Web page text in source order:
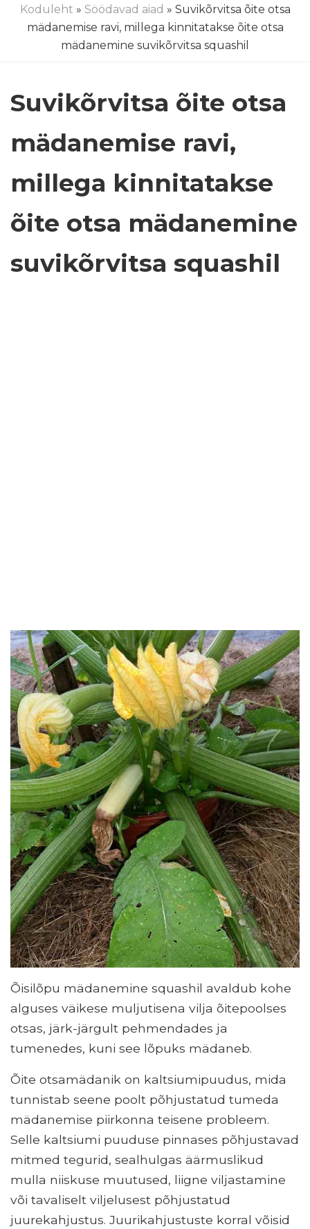
Koduleht » Söödavad aiad » Suvikõrvitsa õite otsa
mädanemise ravi, millega kinnitatakse õite otsa
mädanemine suvikõrvitsa squashil
Suvikõrvitsa õite otsa
mädanemise ravi,
millega kinnitatakse
õite otsa mädanemine
suvikõrvitsa squashil
Õisilõpu mädanemine squashil avaldub kohe
alguses väikese muljutisena vilja õitepoolses
otsas, järk-järgult pehmendades ja
tumenedes, kuni see lõpuks mädaneb.
Õite otsamädanik on kaltsiumipuudus, mida
tunnistab seene poolt põhjustatud tumeda
mädanemise piirkonna teisene probleem.
Selle kaltsiumi puuduse pinnases põhjustavad
mitmed tegurid, sealhulgas äärmuslikud
mulla niiskuse muutused, liigne viljastamine
või tavaliselt viljelusest põhjustatud
juurekahjustus. Juurikahjustuste korral võisid